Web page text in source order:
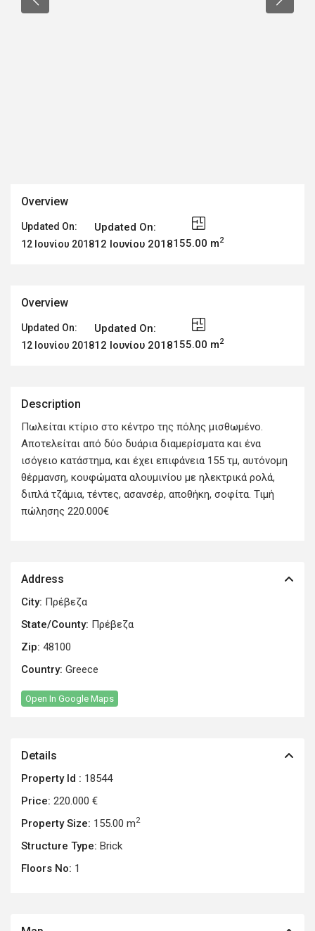
Overview
Updated On:
12 Ιουνίου 2018
Updated On:
12 Ιουνίου 2018155.00 m2
Overview
Updated On:
12 Ιουνίου 2018
Updated On:
12 Ιουνίου 2018155.00 m2
Description
Πωλείται κτίριο στο κέντρο της πόλης μισθωμένο.
Αποτελείται από δύο δυάρια διαμερίσματα και ένα
ισόγειο κατάστημα, και έχει επιφάνεια 155 τμ, αυτόνομη
θέρμανση, κουφώματα αλουμινίου με ηλεκτρικά ρολά,
διπλά τζάμια, τέντες, ασανσέρ, αποθήκη, σοφίτα. Τιμή
πώλησης 220.000€
Address
City: Πρέβεζα
State/County: Πρέβεζα
Zip: 48100
Country: Greece
Open In Google Maps
Details
Property Id : 18544
Price: 220.000 €
Property Size: 155.00 m2
Structure Type: Brick
Floors No: 1